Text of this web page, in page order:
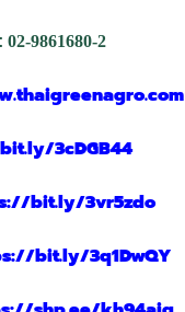
02-9861680-2
3cDGB44
bit.ly/3vr5zdo
bit.ly/3q1DwQY